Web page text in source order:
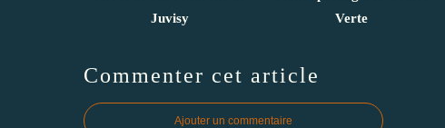
Juvisy
Verte
Commenter cet article
Ajouter un commentaire